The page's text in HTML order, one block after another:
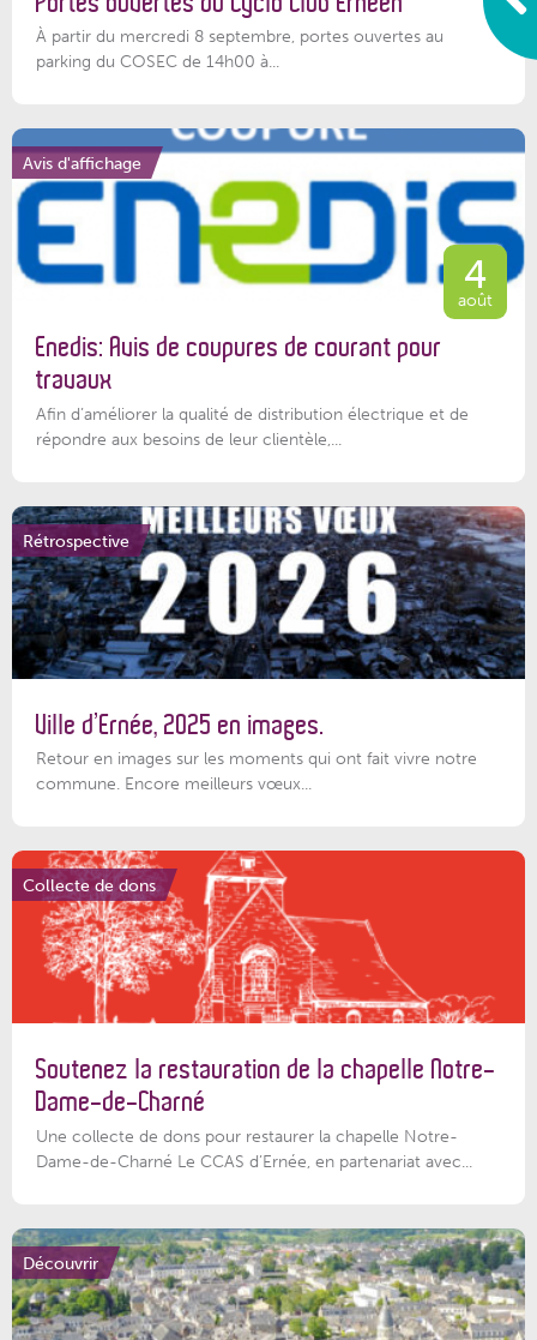
À partir du mercredi 8 septembre, portes ouvertes au
parking du COSEC de 14h00 à...
Avis d'affichage
4
août
Enedis: Avis de coupures de courant pour
travaux
Afin d’améliorer la qualité de distribution électrique et de
répondre aux besoins de leur clientèle,...
Rétrospective
Ville d’Ernée, 2025 en images.
Retour en images sur les moments qui ont fait vivre notre
commune. Encore meilleurs vœux...
Collecte de dons
Soutenez la restauration de la chapelle Notre-
Dame-de-Charné
Une collecte de dons pour restaurer la chapelle Notre-
Dame-de-Charné Le CCAS d’Ernée, en partenariat avec...
Découvrir